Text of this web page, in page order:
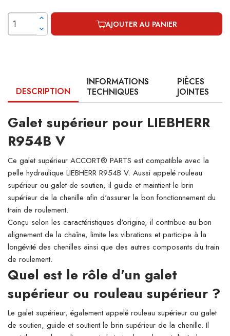
AJOUTER AU PANIER
DESCRIPTION
INFORMATIONS
TECHNIQUES
PIÈCES
JOINTES
Galet supérieur pour LIEBHERR
R954B V
Ce galet supérieur ACCORT® PARTS est compatible avec la
pelle hydraulique LIEBHERR R954B V. Aussi appelé rouleau
supérieur ou galet de soutien, il guide et maintient le brin
supérieur de la chenille afin d'assurer le bon fonctionnement du
train de roulement.
Conçu selon les caractéristiques d'origine, il contribue au bon
alignement de la chaîne, limite les vibrations et participe à la
longévité des chenilles ainsi que des autres composants du train
de roulement.
Quel est le rôle d'un galet
supérieur ou rouleau supérieur ?
Le galet supérieur, également appelé rouleau supérieur ou galet
de soutien, guide et soutient le brin supérieur de la chenille. Il